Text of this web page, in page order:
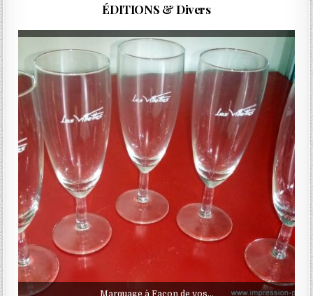
ÉDITIONS & Divers
Marquage à Façon de vos…